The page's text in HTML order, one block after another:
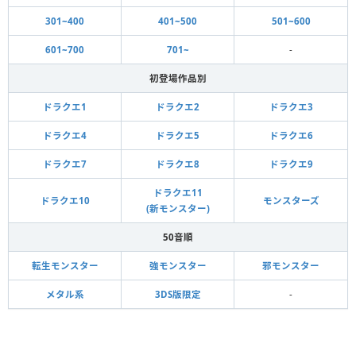
301~400 401~500 501~600
601~700 701~ -
初登場作品別
ドラクエ1 ドラクエ2 ドラクエ3
ドラクエ4 ドラクエ5 ドラクエ6
ドラクエ7 ドラクエ8 ドラクエ9
ドラクエ10
ドラクエ11
(新モンスター)
モンスターズ
50音順
転生モンスター 強モンスター 邪モンスター
メタル系 3DS版限定 -